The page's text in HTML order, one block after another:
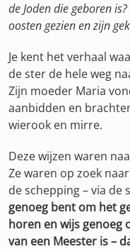
de Joden die geboren
oosten gezien en zijn
Je kent het verhaal
de ster de hele weg
Zijn moeder Maria
aanbidden en
wierook en mirre.
Deze wijzen waren
Ze waren op zoek
de schepping – via de
genoeg bent om het
horen en wijs genoeg
van een Meester is –